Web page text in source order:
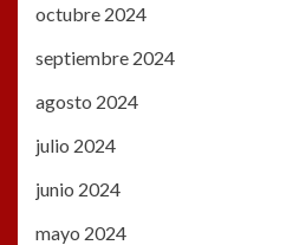
octubre 2024
septiembre 2024
agosto 2024
julio 2024
junio 2024
mayo 2024